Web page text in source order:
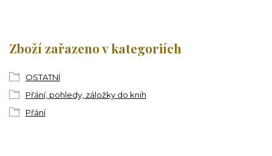
Zboží zařazeno v kategoriích
OSTATNÍ
Přání, pohledy, záložky do knih
Přání